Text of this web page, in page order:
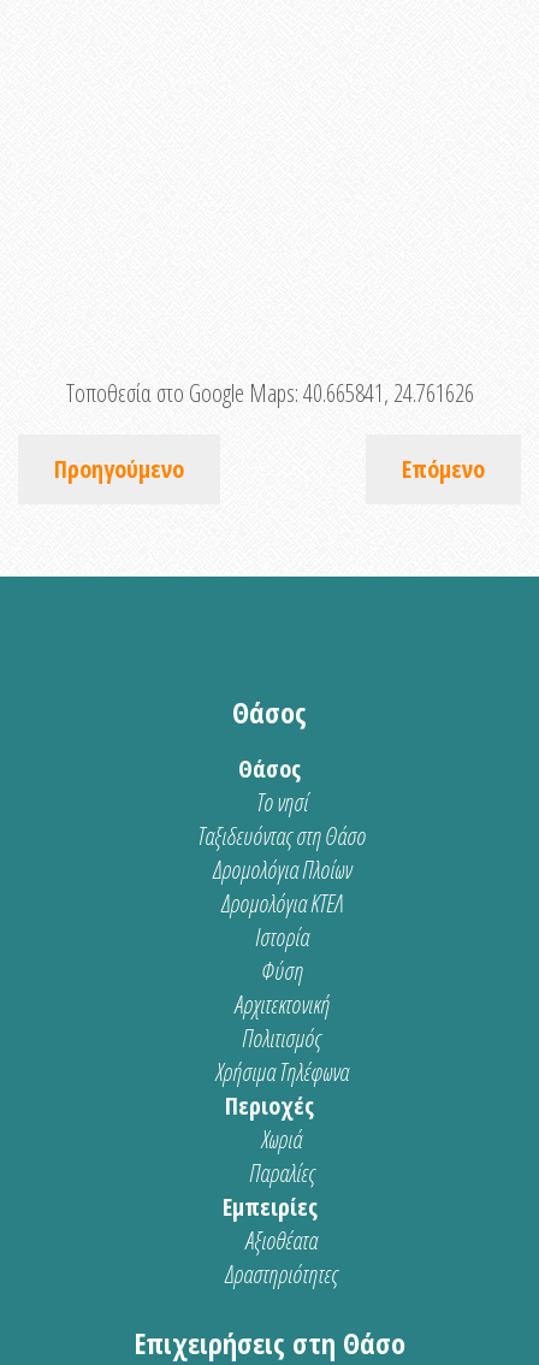
Τοποθεσία στο Google Maps:40.665841, 24.761626
Προηγούμενο Επόμενο
Θάσος
Θάσος
Το νησί
Ταξιδευόντας στη Θάσο
Δρομολόγια Πλοίων
Δρομολόγια ΚΤΕΛ
Ιστορία
Φύση
Αρχιτεκτονική
Πολιτισμός
Χρήσιμα Τηλέφωνα
Περιοχές
Χωριά
Παραλίες
Εμπειρίες
Αξιοθέατα
Δραστηριότητες
Επιχειρήσεις στη Θάσο